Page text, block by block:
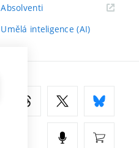
Absolventi(externí
Umělá inteligence (AI)